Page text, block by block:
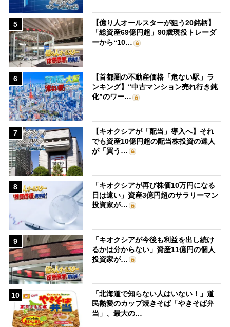
5
【億り人オールスターが狙う20銘柄】
「総資産69億円超」90歳現役トレーダ
ーから“10…
6
【首都圏の不動産価格「危ない駅」ラ
ンキング】“中古マンション売れ行き鈍
化”のワー…
7
【キオクシアが「配当」導入へ】それ
でも資産10億円超の配当株投資の達人
が「買う…
8
「キオクシアが再び株価10万円になる
日は遠い」資産3億円超のサラリーマン
投資家が…
9
「キオクシアが今後も利益を出し続け
るかは分からない」資産11億円の個人
投資家が…
10
「北海道で知らない人はいない！」道
民熱愛のカップ焼きそば「やきそば弁
当」、最大の…